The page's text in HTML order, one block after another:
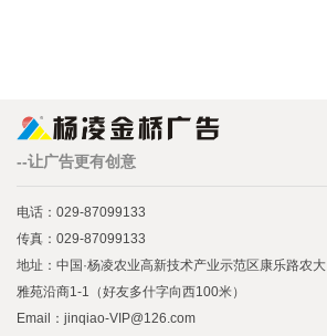
--让广告更有创意
电话：029-87099133
传真：029-87099133
地址：中国·杨凌农业高新技术产业示范区康乐路农大
雅苑沿商1-1（好友多什字向西100米）
Email：jinqiao-VIP@126.com